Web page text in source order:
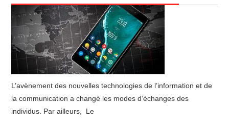
L’avènement des nouvelles technologies de l’information et de
la communication a changé les modes d’échanges des
individus. Par ailleurs, Le